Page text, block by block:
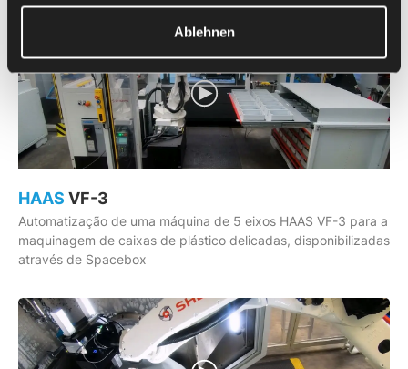
Ablehnen
HAAS VF-3
Automatização de uma máquina de 5 eixos HAAS VF-3 para a
maquinagem de caixas de plástico delicadas, disponibilizadas
através de Spacebox